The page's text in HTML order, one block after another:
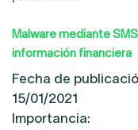
Malware mediante
información financiera
Fecha de
15/01/2021
Importancia: